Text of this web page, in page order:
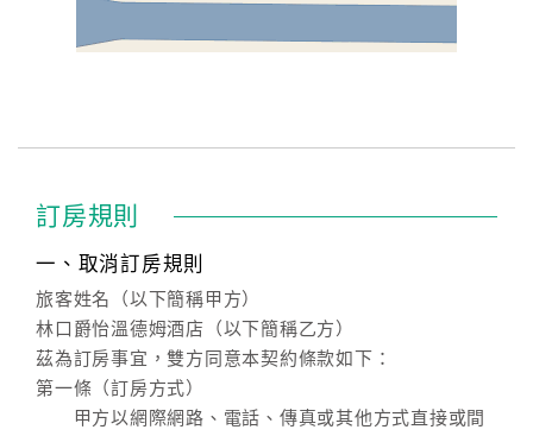
訂房規則
一、取消訂房規則
旅客姓名（以下簡稱甲方）
林口爵怡溫德姆酒店（以下簡稱乙方）
茲為訂房事宜，雙方同意本契約條款如下：
第一條（訂房方式）
甲方以網際網路、電話、傳真或其他方式直接或間